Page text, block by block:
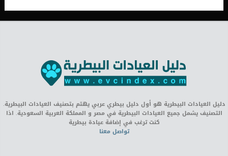
دليل العيادات البيطرية هو أول دليل بيطري عربي يهتم بتصنيف العيادات البيطرية.
التصنيف يشمل جميع العيادات البيطرية في مصر و المملكة العربية السعودية. اذا
كنت ترغب في إضافة عيادة بيطرية
تواصل معنا